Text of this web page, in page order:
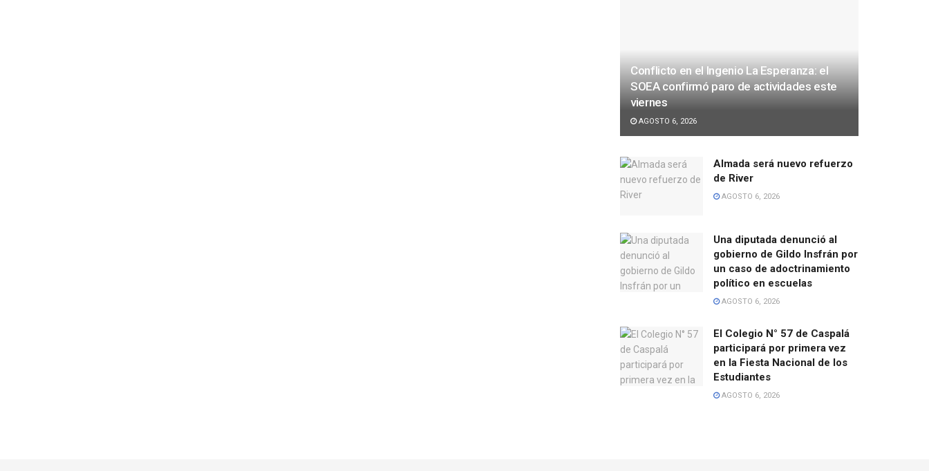
Conflicto en el Ingenio La Esperanza: el
SOEA confirmó paro de actividades este
viernes
AGOSTO 6, 2026
Almada será nuevo refuerzo
de River
AGOSTO 6, 2026
Una diputada denunció al
gobierno de Gildo Insfrán por
un caso de adoctrinamiento
político en escuelas
AGOSTO 6, 2026
El Colegio N° 57 de Caspalá
participará por primera vez
en la Fiesta Nacional de los
Estudiantes
AGOSTO 6, 2026